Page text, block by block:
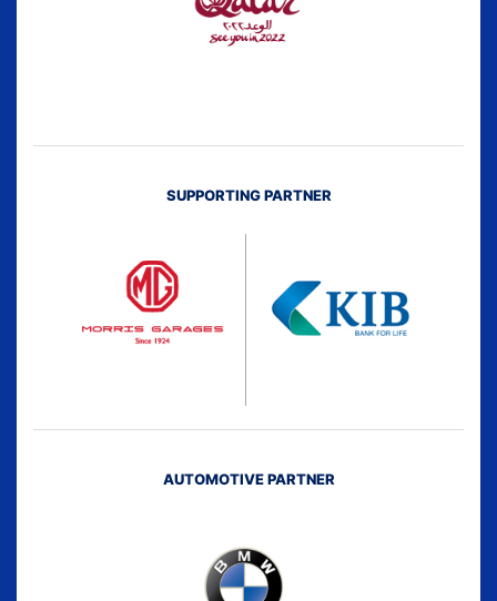
SUPPORTING PARTNER
AUTOMOTIVE PARTNER